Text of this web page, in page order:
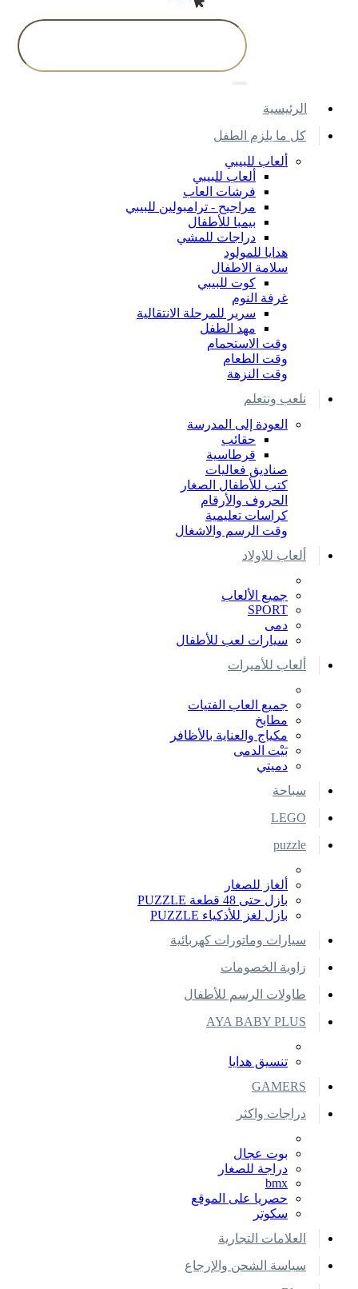
اﻟﺮﺋﻴﺴﻴﺔ
كل ما يلزم الطفل
ألعاب للبيبي
ألعاب للبيبي
فرشات العاب
مراجيح - ترامبولين للبيبي
بيمبا للأطفال
دراجات للمشي
هدايا للمولود
سلامة الاطفال
كوت للبيبي
غرفة النوم
سرير للمرحلة الانتقالية
مهد الطفل
وقت الاستحمام
وقت الطعام
وقت النزهة
نلعب ونتعلم
العودة إلى المدرسة
حقائب
قرطاسية
صناديق فعاليات
كتب للأطفال الصغار
الحروف والأرقام
كراسات تعليمية
وقت الرسم والاشغال
ألعاب للاولاد
جميع الألعاب
SPORT
دمى
سيارات لعب للأطفال
ألعاب للأميرات
جميع العاب الفتيات
مطابخ
مكياج والعناية بالأظافر
بَيْت الدمى
دميتي
سباحة
LEGO
puzzle
ألغاز للصغار
بازل حتى 48 قطعة PUZZLE
بازل لغز للأذكياء PUZZLE
سيارات وماتورات كهربائية
زاوية الخصومات
طاولات الرسم للأطفال
AYA BABY PLUS
تنسيق هدايا
GAMERS
دراجات واكثر
بوت عجال
دراجة للصغار
bmx
حصريا على الموقع
سكوتر
العلامات التجارية
سياسة الشحن والإرجاع